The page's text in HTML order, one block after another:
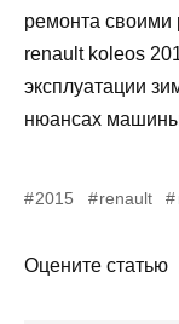
ремонта своими
renault koleos
эксплуатации
нюансах
2015 renault
Оцените статью